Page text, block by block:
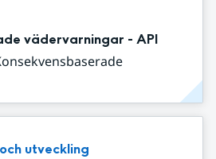
vädervarningar - API
utveckling